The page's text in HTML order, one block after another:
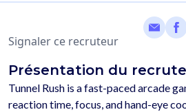
Signaler ce recruteur
Présentation du
Tunnel Rush is a fast-paced arcade
reaction time, focus, and hand-eye